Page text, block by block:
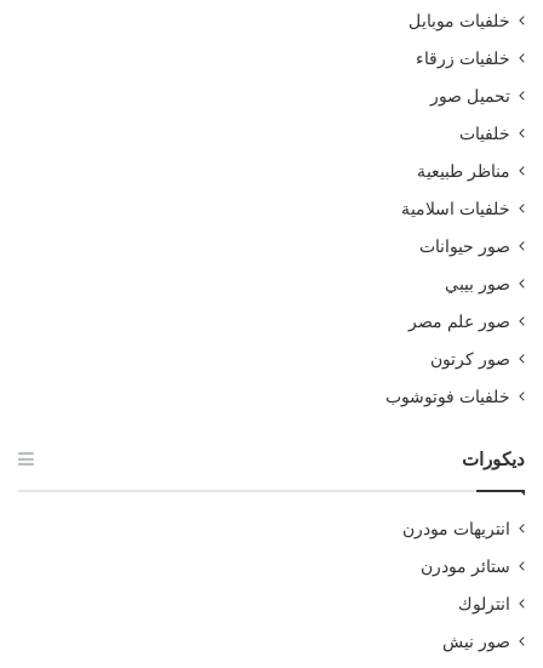
خلفيات موبايل
خلفيات زرقاء
تحميل صور
خلفيات
مناظر طبيعية
خلفيات اسلامية
صور حيوانات
صور بيبي
صور علم مصر
صور كرتون
خلفيات فوتوشوب
ديكورات
انتريهات مودرن
ستائر مودرن
انترلوك
صور نيش